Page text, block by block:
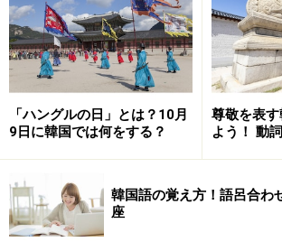
戚が住んでいるなどで、一度は日本に
る、という人が多いです。意外にも大
でなく、いろんな都市を知っている人
저는 일본 가나가와에서 왔어요.
（チョヌン イルボン カナガワエソ
日本の神奈川から来ました）
가나가와는 도쿄 옆에 있어요.
「ハングルの日」とは？10月
9日に韓国では何をする？
尊敬を表
よう！ 動
韓国語の覚え方！語呂合わ
座